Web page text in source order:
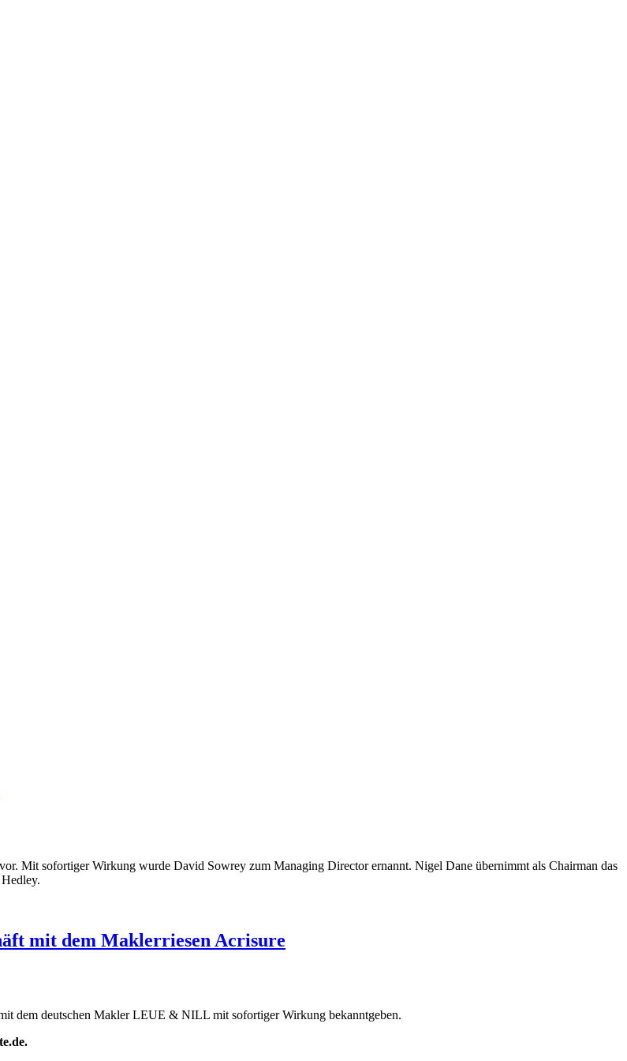
Mit sofortiger Wirkung wurde David Sowrey zum Managing Director ernannt. Nigel Dane übernimmt als Chairman das
mit dem Maklerriesen Acrisure
dem deutschen Makler LEUE & NILL mit sofortiger Wirkung bekanntgeben.